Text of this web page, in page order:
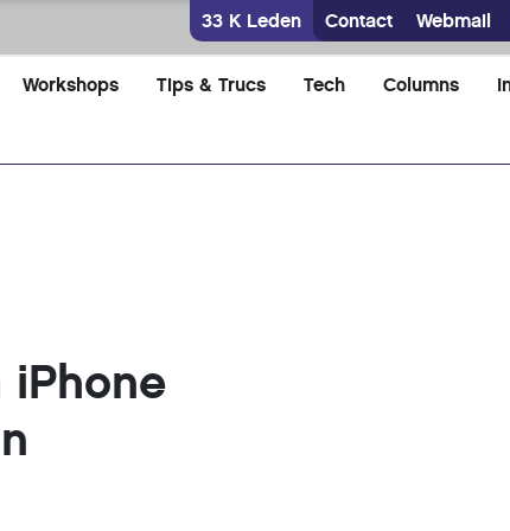
33 K Leden Contact Webmail
Workshops Tips & Trucs Tech Columns